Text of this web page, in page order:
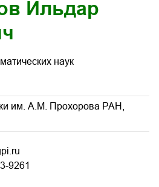
Ильдар
наук
им. А.М. Прохорова РАН,
9261